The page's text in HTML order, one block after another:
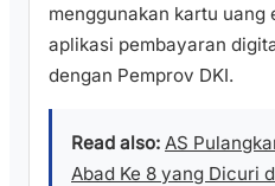
menggunakan kartu uang
aplikasi pembayaran
dengan Pemprov DKI.
Read also: AS
Abad Ke 8 yang Dicuri